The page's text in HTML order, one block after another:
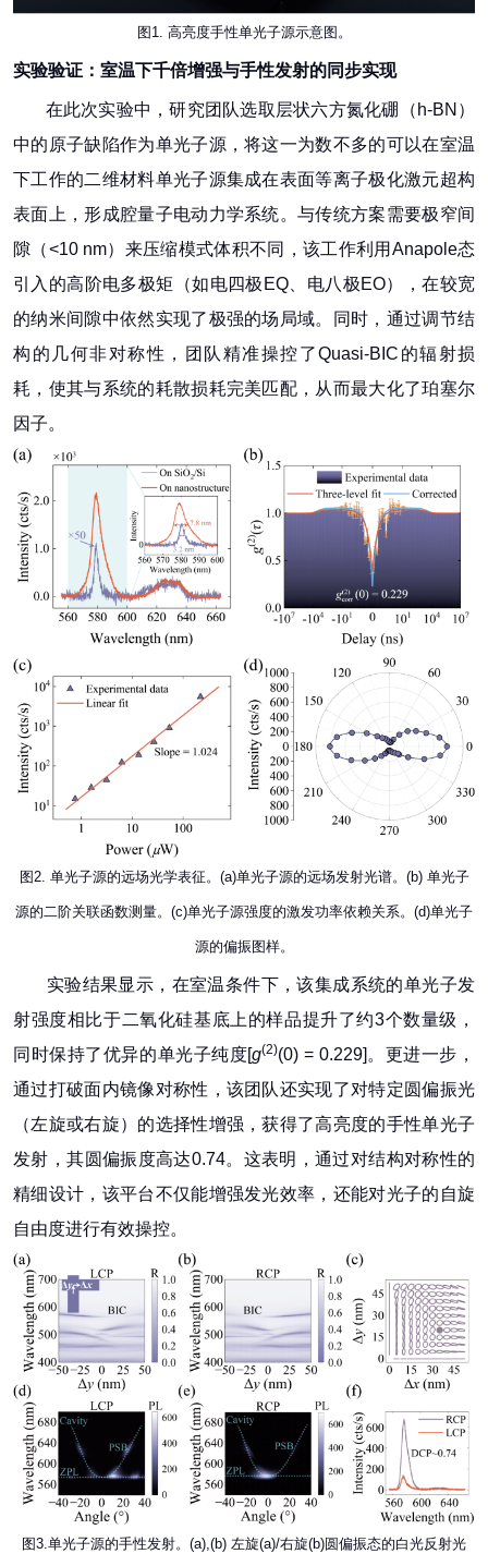
图1. 高亮度手性单光子源示意图。
实验验证 ： 室温下千倍增强与手性发射的同步实现
在此次实验中，研究团队选取层状六方氮化硼（h-BN）
中的原子缺陷作为单光子源，将这一为数不多的可以在室温
下工作的二维材料单光子源集成在表面等离子极化激元超构
表面上，形成腔量子电动力学系统。与传统方案需要极窄间
隙（<10 nm）来压缩模式体积不同，该工作利用Anapole态
引入的高阶电多极矩（如电四极EQ、电八极EO），在较宽
的纳米间隙中依然实现了极强的场局域。同时，通过调节结
构的几何非对称性，团队精准操控了Quasi-BIC的辐射损
耗，使其与系统的耗散损耗完美匹配，从而最大化了珀塞尔
因子。
图2. 单光子源的远场光学表征。(a)单光子源的远场发射光谱。(b) 单光子
源的二阶关联函数测量。(c)单光子源强度的激发功率依赖关系。(d)单光子
源的偏振图样。
实验结果显示，在室温条件下，该集成系统的单光子发
射强度相比于二氧化硅基底上的样品提升了约3个数量级，
同时保持了优异的单光子纯度[g(2)(0) = 0.229]。更进一步，
通过打破面内镜像对称性，该团队还实现了对特定圆偏振光
（左旋或右旋）的选择性增强，获得了高亮度的手性单光子
发射，其圆偏振度高达0.74。这表明，通过对结构对称性的
精细设计，该平台不仅能增强发光效率，还能对光子的自旋
自由度进行有效操控。
图3.单光子源的手性发射。(a),(b) 左旋(a)/右旋(b)圆偏振态的白光反射光